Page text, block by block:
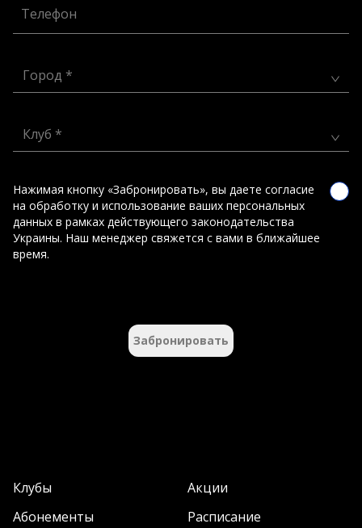
Телефон
Город *
Клуб *
Нажимая кнопку «Забронировать», вы даете согласие
на обработку и использование ваших персональных
данных в рамках действующего законодательства
Украины. Наш менеджер свяжется с вами в ближайшее
время.
Забронировать
Клубы
Акции
Абонементы
Расписание